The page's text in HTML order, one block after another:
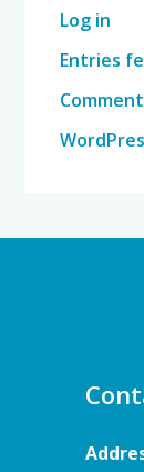
Log in
Entries